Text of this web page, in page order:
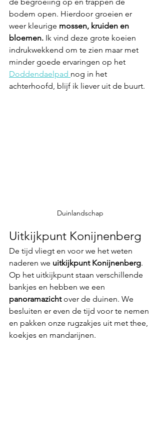
bodem open. Hierdoor groeien er
weer kleurige mossen, kruiden en
bloemen. Ik vind deze grote koeien
indrukwekkend om te zien maar met
minder goede ervaringen op het
Doddendaelpad nog in het
achterhoofd, blijf ik liever uit de buurt.
Duinlandschap
Uitkijkpunt Konijnenberg
De tijd vliegt en voor we het weten
naderen we uitkijkpunt Konijnenberg.
Op het uitkijkpunt staan verschillende
bankjes en hebben we een
panoramazicht over de duinen. We
besluiten er even de tijd voor te nemen
en pakken onze rugzakjes uit met thee,
koekjes en mandarijnen.